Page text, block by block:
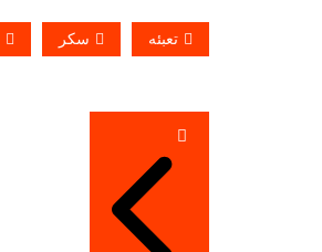
تعبئه سكر
تصفّح
المقالات